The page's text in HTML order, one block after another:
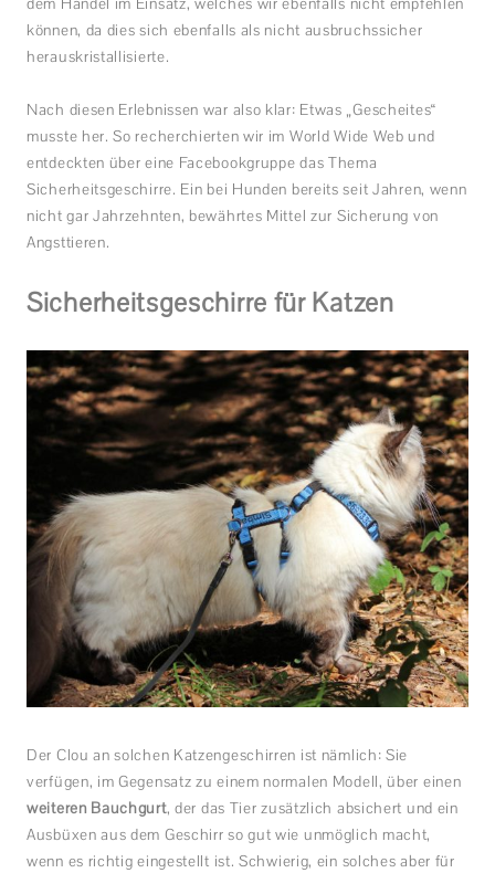
können, da dies sich ebenfalls als nicht ausbruchssicher
herauskristallisierte.
Nach diesen Erlebnissen war also klar: Etwas „Gescheites“
musste her. So recherchierten wir im World Wide Web und
entdeckten über eine Facebookgruppe das Thema
Sicherheitsgeschirre. Ein bei Hunden bereits seit Jahren, wenn
nicht gar Jahrzehnten, bewährtes Mittel zur Sicherung von
Angsttieren.
Sicherheitsgeschirre für Katzen
Der Clou an solchen Katzengeschirren ist nämlich: Sie
verfügen, im Gegensatz zu einem normalen Modell, über einen
weiteren Bauchgurt, der das Tier zusätzlich absichert und ein
Ausbüxen aus dem Geschirr so gut wie unmöglich macht,
wenn es richtig eingestellt ist. Schwierig, ein solches aber für